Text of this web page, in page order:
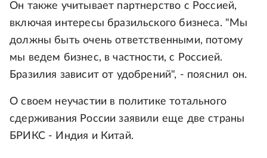
Он также учитывает партнерство с Россией,
включая интересы бразильского бизнеса. "Мы
должны быть очень ответственными, потому
мы ведем бизнес, в частности, с Россией.
Бразилия зависит от удобрений", - пояснил он.
О своем неучастии в политике тотального
сдерживания России заявили еще две страны
БРИКС - Индия и Китай.